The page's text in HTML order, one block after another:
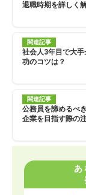
退職時期を詳しく
関連記事
社会人3年目で大
功のコツは？
関連記事
公務員を諦めるべ
企業を目指す際の